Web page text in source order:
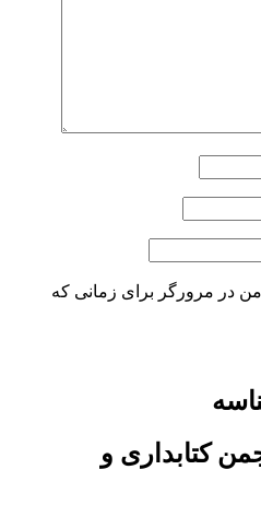
من در مرورگر برای زمانی که
کتابداری و